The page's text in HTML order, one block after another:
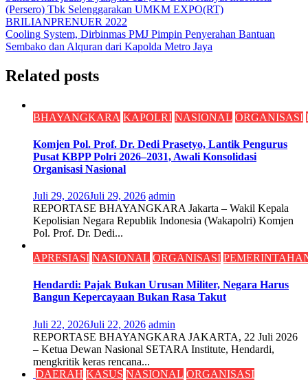
pos
(Persero) Tbk Selenggarakan UMKM EXPO(RT)
BRILIANPRENUER 2022
Cooling System, Dirbinmas PMJ Pimpin Penyerahan Bantuan
Sembako dan Alquran dari Kapolda Metro Jaya
Related posts
BHAYANGKARA KAPOLRI NASIONAL ORGANISASI
Komjen Pol. Prof. Dr. Dedi Prasetyo, Lantik Pengurus
Pusat KBPP Polri 2026–2031, Awali Konsolidasi
Organisasi Nasional
Juli 29, 2026Juli 29, 2026 admin
REPORTASE BHAYANGKARA Jakarta – Wakil Kepala
Kepolisian Negara Republik Indonesia (Wakapolri) Komjen
Pol. Prof. Dr. Dedi...
APRESIASI NASIONAL ORGANISASI
Hendardi: Pajak Bukan Urusan Militer, Negara Harus
Bangun Kepercayaan Bukan Rasa Takut
Juli 22, 2026Juli 22, 2026 admin
REPORTASE BHAYANGKARA JAKARTA, 22 Juli 2026
– Ketua Dewan Nasional SETARA Institute, Hendardi,
mengkritik keras rencana...
DAERAH KASUS NASIONAL ORGANISASI